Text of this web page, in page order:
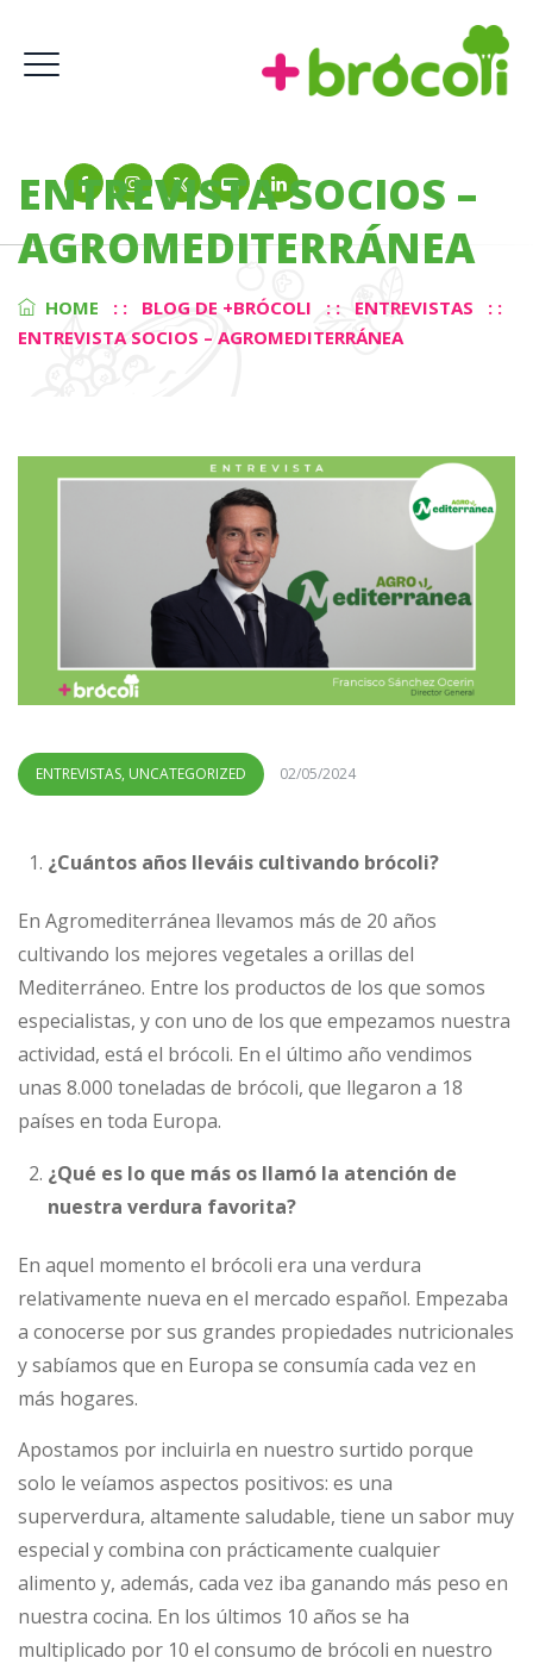
ENTREVISTA SOCIOS –
AGROMEDITERRÁNEA
HOME : : BLOG DE +BRÓCOLI : : ENTREVISTAS : :
ENTREVISTA SOCIOS – AGROMEDITERRÁNEA
ENTREVISTAS, UNCATEGORIZED 02/05/2024
¿Cuántos años lleváis cultivando brócoli?
En Agromediterránea llevamos más de 20 años
cultivando los mejores vegetales a orillas del
Mediterráneo. Entre los productos de los que somos
especialistas, y con uno de los que empezamos nuestra
actividad, está el brócoli. En el último año vendimos
unas 8.000 toneladas de brócoli, que llegaron a 18
países en toda Europa.
¿Qué es lo que más os llamó la atención de
nuestra verdura favorita?
En aquel momento el brócoli era una verdura
relativamente nueva en el mercado español. Empezaba
a conocerse por sus grandes propiedades nutricionales
y sabíamos que en Europa se consumía cada vez en
más hogares.
Apostamos por incluirla en nuestro surtido porque
solo le veíamos aspectos positivos: es una
superverdura, altamente saludable, tiene un sabor muy
especial y combina con prácticamente cualquier
alimento y, además, cada vez iba ganando más peso en
nuestra cocina. En los últimos 10 años se ha
multiplicado por 10 el consumo de brócoli en nuestro